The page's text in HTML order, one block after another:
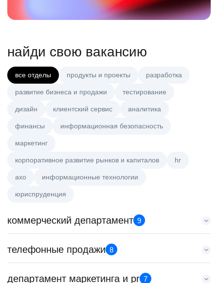
найди свою вакансию
все отделы продукты и проекты разработка
развитие бизнеса и продажи тестирование
дизайн клиентский сервис аналитика
финансы информационная безопасность
маркетинг
корпоративное развитие рынков и капиталов hr
axo информационные технологии
юриспруденция
коммерческий департамент 9
Тренер по развитию компетенций продаж
HeadHunter::Коммерческий департамент
з/п не указана
телефонные продажи 8
департамент маркетинга и pr 7